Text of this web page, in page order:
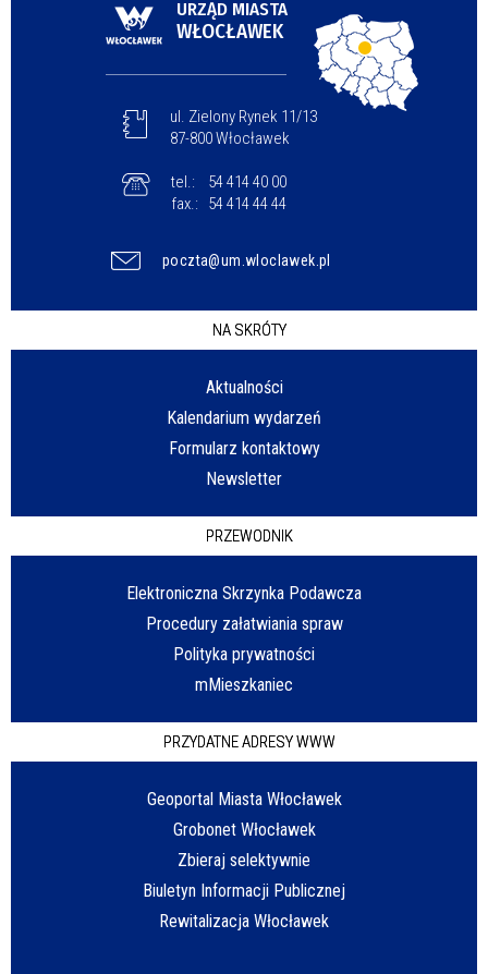
URZĄD MIASTA
WŁOCŁAWEK
ul. Zielony Rynek 11/13
87-800 Włocławek
tel.:
54 414 40 00
fax.:
54 414 44 44
poczta@um.wloclawek.pl
NA SKRÓTY
Aktualności
Kalendarium wydarzeń
Formularz kontaktowy
Newsletter
PRZEWODNIK
Elektroniczna Skrzynka Podawcza
Procedury załatwiania spraw
Polityka prywatności
mMieszkaniec
PRZYDATNE ADRESY WWW
Geoportal Miasta Włocławek
Grobonet Włocławek
Zbieraj selektywnie
Biuletyn Informacji Publicznej
Rewitalizacja Włocławek